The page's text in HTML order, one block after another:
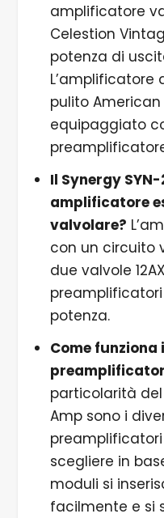
amplificatore
Celestion
potenza di
L’amplificatore
pulito
equipaggiato
Il Synergy
amplificatore
valvolare?
con un circuito
due valvole
preamplificatori
potenza.
Come
particolarità
Amp sono i
scegliere in
moduli si
facilmente e si